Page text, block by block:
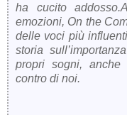
ha cucito
emozioni, On the
delle voci più
storia
propri sogni, anche
contro di noi.